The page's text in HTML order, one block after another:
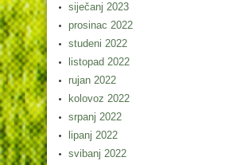
siječanj 2023
prosinac 2022
studeni 2022
listopad 2022
rujan 2022
kolovoz 2022
srpanj 2022
lipanj 2022
svibanj 2022